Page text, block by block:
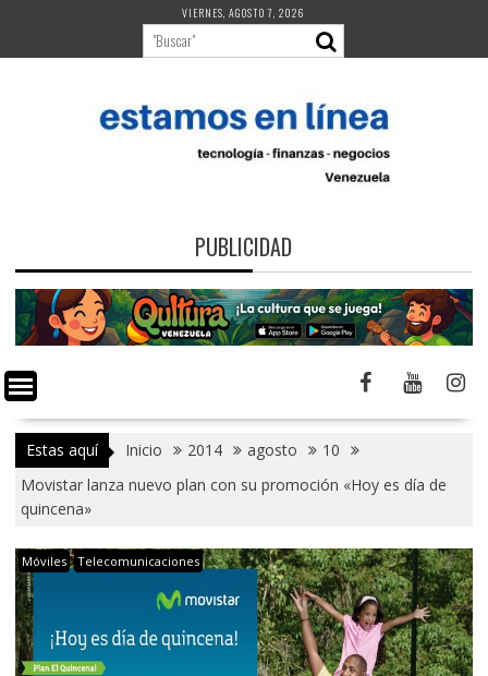
contenido
VIERNES, AGOSTO 7, 2026
PUBLICIDAD
Estas aquí Inicio 2014 agosto
10
Movistar lanza nuevo plan con su promoción «Hoy es día de
quincena»
Móviles Telecomunicaciones